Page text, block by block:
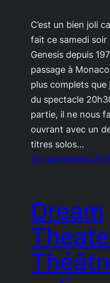
C’est un bien joli
fait ce samedi
Genesis depuis
passage à
plus complets que
du spectacle
partie, il ne nous
ouvrant avec un
titres solos…
24 septembre
Dream